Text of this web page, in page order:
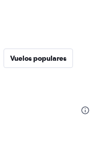
Vuelos populares